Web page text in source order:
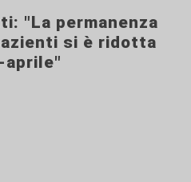
"La permanenza
si è ridotta
aprile"